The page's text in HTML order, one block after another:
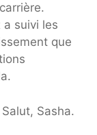
a suivi les
que
Sasha.